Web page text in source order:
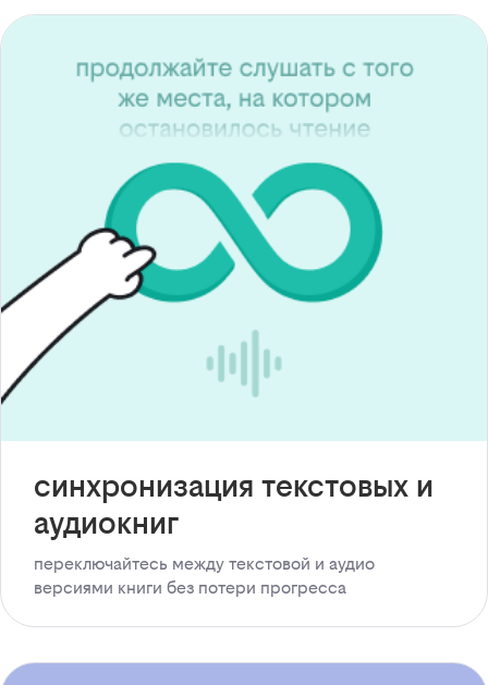
синхронизация текстовых и
аудиокниг
переключайтесь между текстовой и аудио
версиями книги без потери прогресса